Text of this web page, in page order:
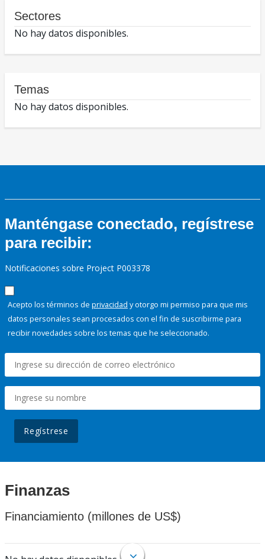
Sectores
No hay datos disponibles.
Temas
No hay datos disponibles.
Manténgase conectado, regístrese
para recibir:
Notificaciones sobre Project P003378
Acepto los términos de privacidad y otorgo mi permiso para que mis
datos personales sean procesados con el fin de suscribirme para
recibir novedades sobre los temas que he seleccionado.
Regístrese
Finanzas
Financiamiento (millones de US$)